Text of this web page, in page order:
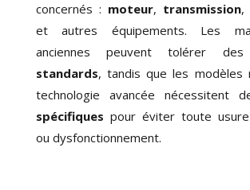
concernés : moteur, transmission,
et autres équipements. Les
anciennes peuvent tolérer
standards, tandis que les modèles
technologie avancée nécessitent
spécifiques pour éviter toute
ou dysfonctionnement.